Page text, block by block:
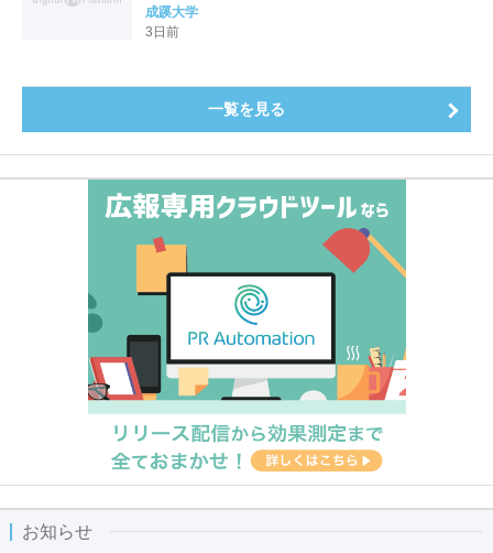
全国第1位を獲得！～実就職率は26.5%（前年比＋
4.3pt）に伸長、東京の私立大学でも10位にランクイン
成蹊大学
3日前
一覧を見る
お知らせ